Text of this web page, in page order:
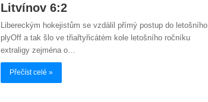
Litvínov 6:2
Libereckým hokejistům se vzdálil přímý postup do letošního
plyOff a tak šlo ve třiařtyřicátém kole letošního ročníku
extraligy zejména o…
Přečíst celé »